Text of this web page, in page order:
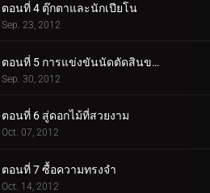
ตอนที่ 4 ตุ๊กตาและนักเปียโน
Sep. 23, 2012
ตอนที่ 5 การแข่งขันนัดตัดสินของการแข่งขัน
Sep. 30, 2012
ตอนที่ 6 สู่ดอกไม้ที่สวยงาม
Oct. 07, 2012
ตอนที่ 7 ซื้อความทรงจำ
Oct. 14, 2012